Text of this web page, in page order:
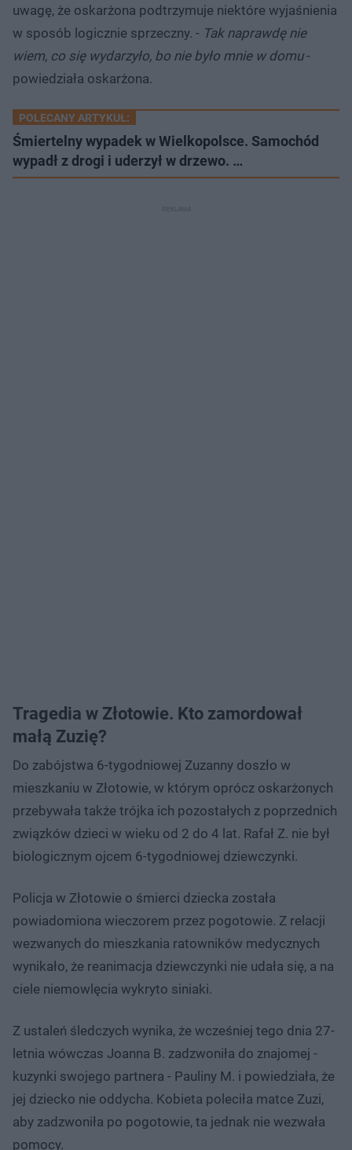
uwagę, że oskarżona podtrzymuje niektóre wyjaśnienia
w sposób logicznie sprzeczny. - Tak naprawdę nie
wiem, co się wydarzyło, bo nie było mnie w domu-
powiedziała oskarżona.
POLECANY ARTYKUŁ:
Śmiertelny wypadek w Wielkopolsce. Samochód
wypadł z drogi i uderzył w drzewo. …
Tragedia w Złotowie. Kto zamordował
małą Zuzię?
Do zabójstwa 6-tygodniowej Zuzanny doszło w
mieszkaniu w Złotowie, w którym oprócz oskarżonych
przebywała także trójka ich pozostałych z poprzednich
związków dzieci w wieku od 2 do 4 lat. Rafał Z. nie był
biologicznym ojcem 6-tygodniowej dziewczynki.
Policja w Złotowie o śmierci dziecka została
powiadomiona wieczorem przez pogotowie. Z relacji
wezwanych do mieszkania ratowników medycznych
wynikało, że reanimacja dziewczynki nie udała się, a na
ciele niemowlęcia wykryto siniaki.
Z ustaleń śledczych wynika, że wcześniej tego dnia 27-
letnia wówczas Joanna B. zadzwoniła do znajomej -
kuzynki swojego partnera - Pauliny M. i powiedziała, że
jej dziecko nie oddycha. Kobieta poleciła matce Zuzi,
aby zadzwoniła po pogotowie, ta jednak nie wezwała
pomocy.